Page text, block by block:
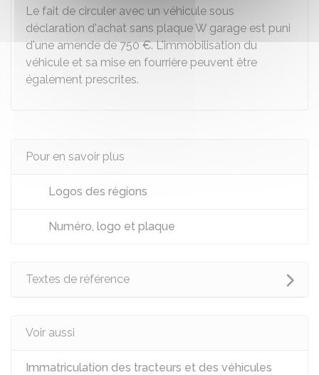
Le fait de circuler avec un véhicule sous
déclaration d'achat sans plaque W garage est puni
d'une amende de750 €. L'immobilisation du
véhicule et sa mise en fourrière peuvent être
également prescrites.
Pour en savoir plus
Logos des régions
Numéro, logo et plaque
Textes de référence
Voir aussi
Immatriculation des tracteurs et des véhicules